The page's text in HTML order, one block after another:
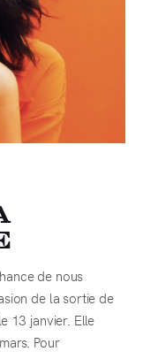
de nous
de la sortie de
13 janvier. Elle
Pour